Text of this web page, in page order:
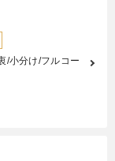
/小分け/フルコー